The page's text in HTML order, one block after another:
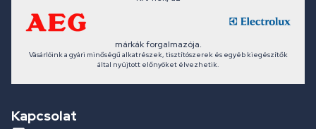
márkák forgalmazója.
Vásárlóink a gyári minőségű alkatrészek, tisztítószerek és egyéb kiegészítők
által nyújtott előnyöket élvezhetik.
Kapcsolat